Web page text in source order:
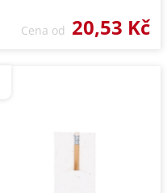
Cena od 20,53 Kč